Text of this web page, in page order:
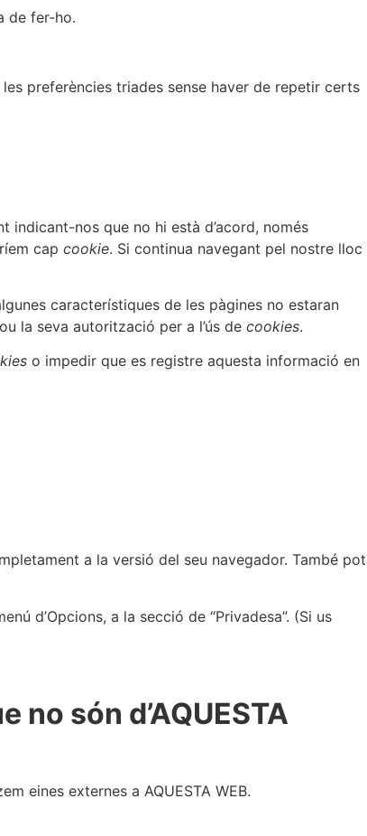
de fer-ho.
preferències triades sense haver de repetir certs
indicant-nos que no hi està d’acord, només
cap cookie. Si continua navegant pel nostre lloc
característiques de les pàgines no estaran
la seva autorització per a l’ús de cookies.
o impedir que es registre aquesta informació en
a la versió del seu navegador. També pot
d’Opcions, a la secció de “Privadesa”. (Si us
no són d’AQUESTA
eines externes a AQUESTA WEB.